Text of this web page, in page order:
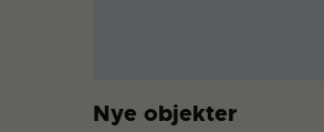
Nye objekter